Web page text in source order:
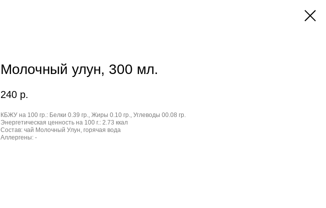
Молочный улун, 300 мл.
240 р.
КБЖУ на 100 гр.: Белки 0.39 гр., Жиры 0.10 гр., Углеводы 00.08 гр.
Энергетическая ценность на 100 г.: 2.73 ккал
Состав: чай Молочный Улун, горячая вода
Аллергены: -